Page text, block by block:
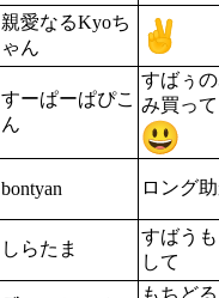
親愛なるKyoち
ゃん
すーぱーぱぴこ
ん
すばぅ
み買っ
bontyan
ロング
しらたま
すばう
して
もちど